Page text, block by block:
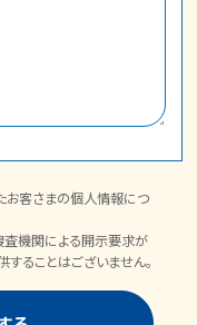
お客さまの個人情報につ
査機関による開示要求が
ることはございません。